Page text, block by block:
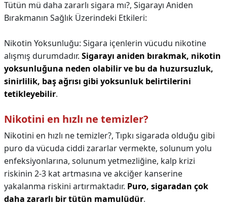
Tütün mü daha zararlı sigara mı?, Sigarayı Aniden
Bırakmanın Sağlık Üzerindeki Etkileri:
Nikotin Yoksunluğu: Sigara içenlerin vücudu nikotine
alışmış durumdadır. Sigarayı aniden bırakmak, nikotin
yoksunluğuna neden olabilir ve bu da huzursuzluk,
sinirlilik, baş ağrısı gibi yoksunluk belirtilerini
tetikleyebilir.
Nikotini en hızlı ne temizler?
Nikotini en hızlı ne temizler?, Tıpkı sigarada olduğu gibi
puro da vücuda ciddi zararlar vermekte, solunum yolu
enfeksiyonlarına, solunum yetmezliğine, kalp krizi
riskinin 2-3 kat artmasına ve akciğer kanserine
yakalanma riskini artırmaktadır. Puro, sigaradan çok
daha zararlı bir tütün mamulüdür.